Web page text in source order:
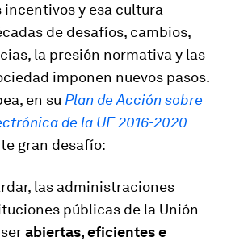
incentivos y esa cultura
de desafíos, cambios,
la presión normativa y las
imponen nuevos pasos.
en su Plan de Acción sobre
de la UE 2016-2020
gran desafío:
las administraciones
públicas de la Unión
abiertas, eficientes e